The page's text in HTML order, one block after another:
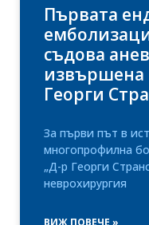
Първата
съдова
извършена
Георги
За първи път в
многопрофилна
„Д-р Георги
неврохирургия
ВИЖ ПОВЕЧЕ »